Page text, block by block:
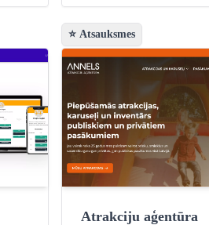
⭐ Atsauksmes
Atrakciju aģentūra